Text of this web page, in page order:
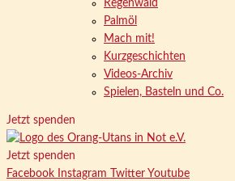
Regenwald
Palmöl
Mach mit!
Kurzgeschichten
Videos-Archiv
Spielen, Basteln und Co.
Jetzt spenden
Jetzt spenden
Facebook
Instagram Twitter Youtube